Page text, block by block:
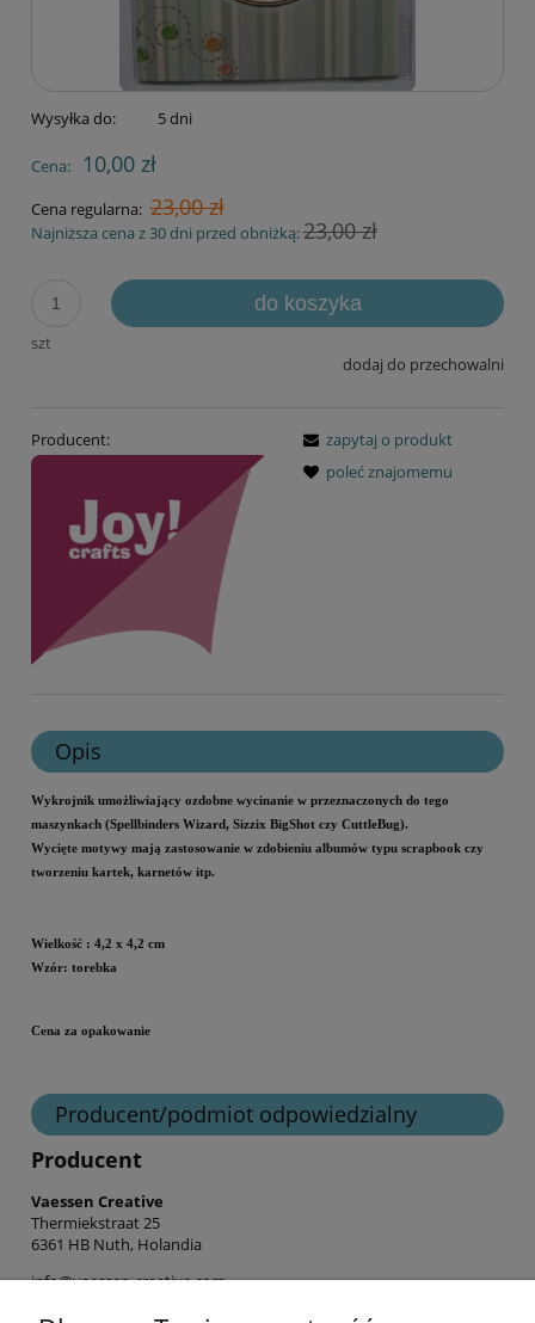
Wysyłka do: 5 dni
Cena: 10,00 zł
Cena regularna: 23,00 zł
Najniższa cena z 30 dni przed obniżką:23,00 zł
szt
do koszyka
dodaj do przechowalni
Producent:
zapytaj o produkt
poleć znajomemu
Opis
Wykrojnik umożliwiający ozdobne wycinanie w przeznaczonych do tego
maszynkach (Spellbinders Wizard, Sizzix BigShot czy CuttleBug).
Wycięte motywy mają zastosowanie w zdobieniu albumów typu scrapbook czy
tworzeniu kartek, karnetów itp.
Wielkość : 4,2 x 4,2 cm
Wzór: torebka
Cena za opakowanie
Producent/podmiot odpowiedzialny
Producent
Vaessen Creative
Thermiekstraat 25
6361 HB Nuth, Holandia
info@vaessen-creative.com